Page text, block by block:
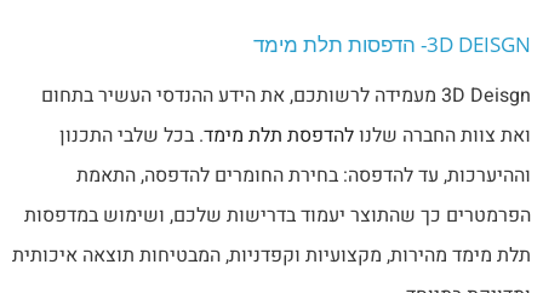
3D DEISGN- הדפסות תלת מימד
3D Deisgn מעמידה לרשותכם, את הידע ההנדסי העשיר בתחום
ואת צוות החברה שלנולהדפסת תלת מימד. בכל שלבי התכנון
וההיערכות, עד להדפסה: בחירת החומרים להדפסה, התאמת
הפרמטרים כך שהתוצר יעמוד בדרישות שלכם, ושימוש במדפסות
תלת מימד מהירות, מקצועיות וקפדניות, המבטיחות תוצאה איכותית